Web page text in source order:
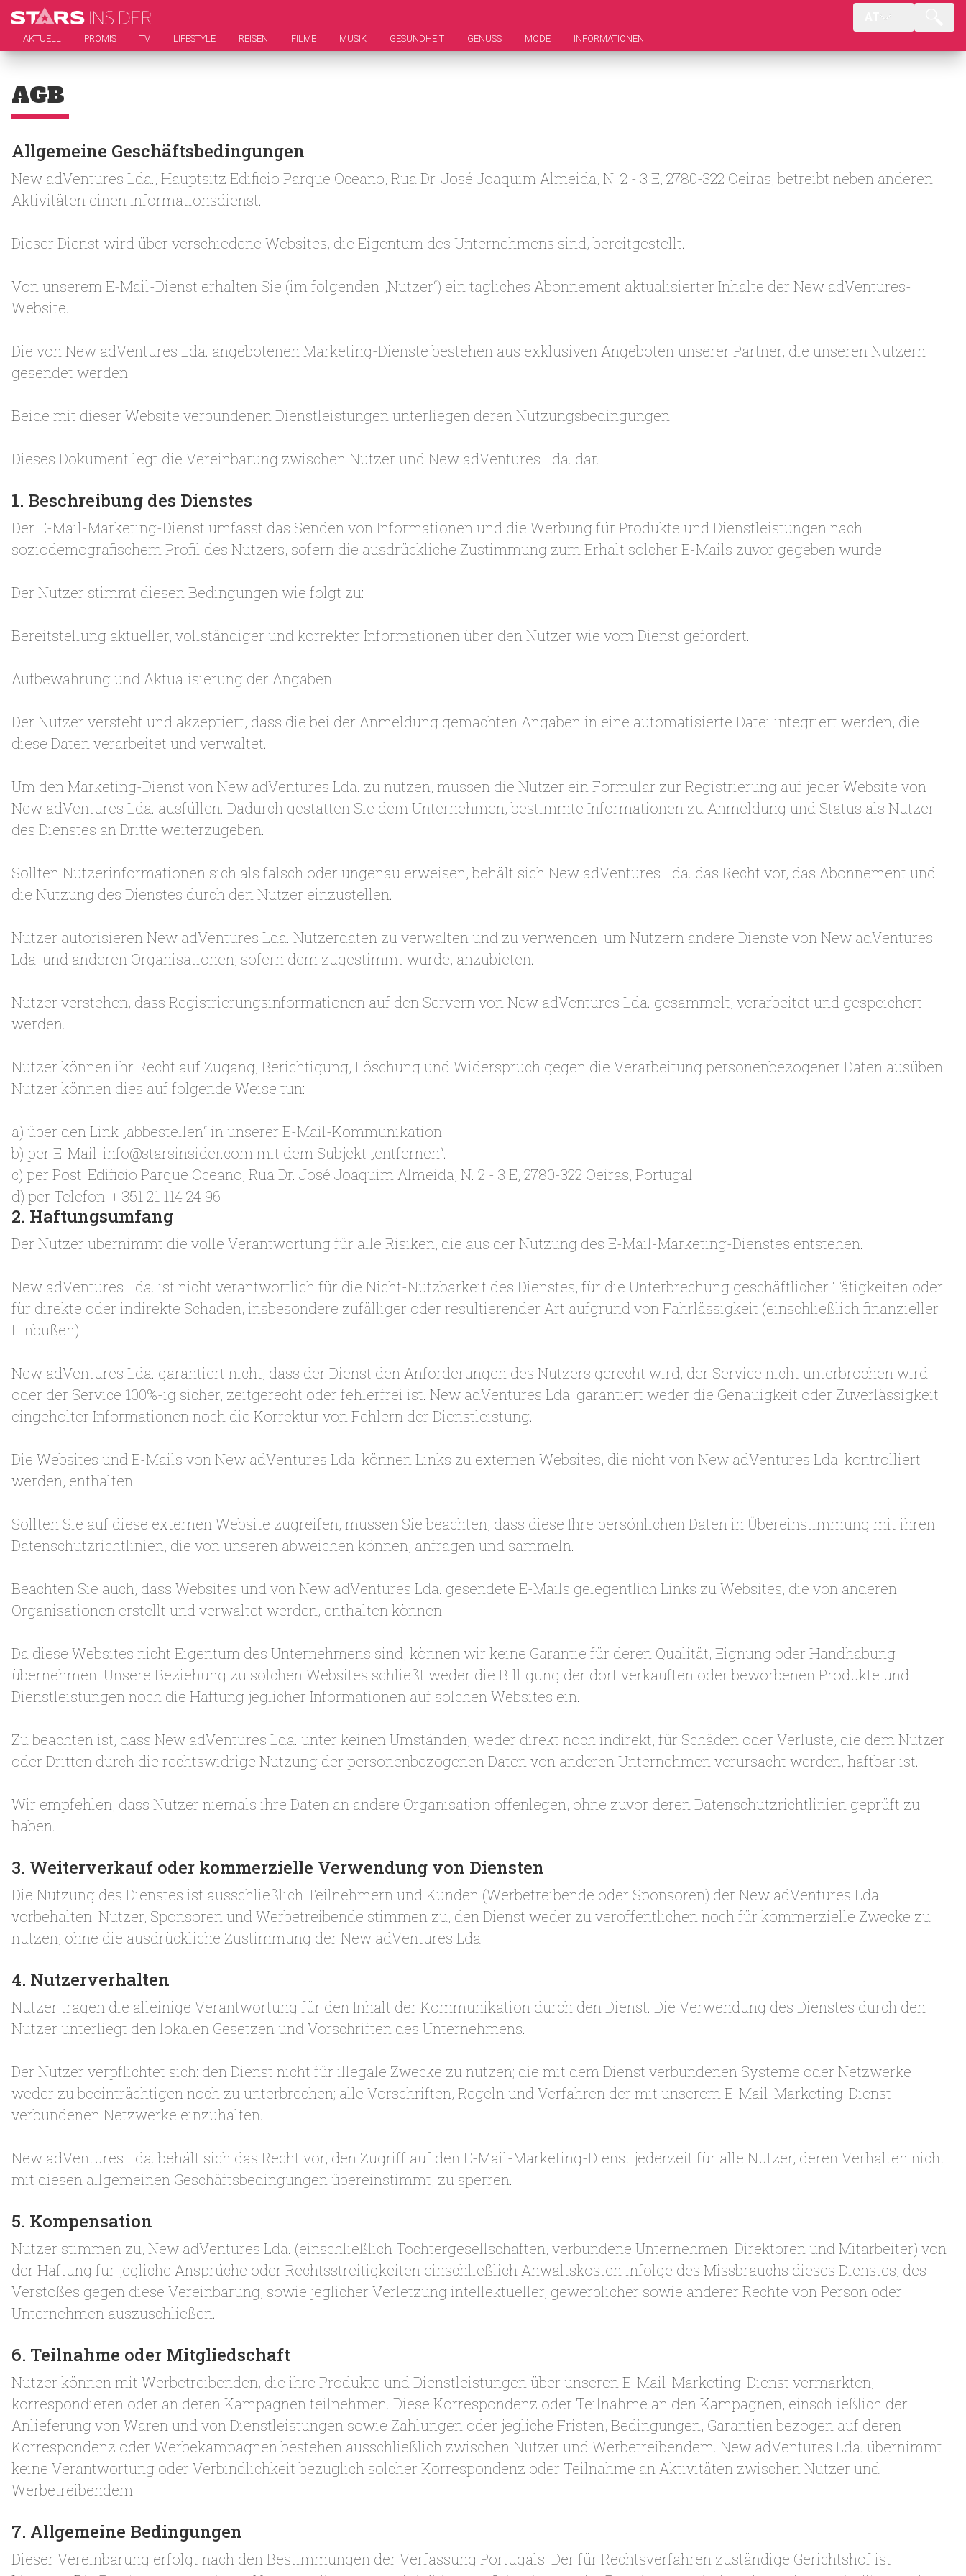
AKTUELL PROMIS TV LIFESTYLE REISEN FILME MUSIK GESUNDHEIT GENUSS MODE INFORMATIONEN
AGB
Allgemeine Geschäftsbedingungen
New adVentures Lda., Hauptsitz Edificio Parque Oceano, Rua Dr. José Joaquim Almeida, N. 2 - 3 E, 2780-322 Oeiras, betreibt neben anderen
Aktivitäten einen Informationsdienst.
Dieser Dienst wird über verschiedene Websites, die Eigentum des Unternehmens sind, bereitgestellt.
Von unserem E-Mail-Dienst erhalten Sie (im folgenden „Nutzer“) ein tägliches Abonnement aktualisierter Inhalte der New adVentures-
Website.
Die von New adVentures Lda. angebotenen Marketing-Dienste bestehen aus exklusiven Angeboten unserer Partner, die unseren Nutzern
gesendet werden.
Beide mit dieser Website verbundenen Dienstleistungen unterliegen deren Nutzungsbedingungen.
Dieses Dokument legt die Vereinbarung zwischen Nutzer und New adVentures Lda. dar.
1. Beschreibung des Dienstes
Der E-Mail-Marketing-Dienst umfasst das Senden von Informationen und die Werbung für Produkte und Dienstleistungen nach
soziodemografischem Profil des Nutzers, sofern die ausdrückliche Zustimmung zum Erhalt solcher E-Mails zuvor gegeben wurde.
Der Nutzer stimmt diesen Bedingungen wie folgt zu:
Bereitstellung aktueller, vollständiger und korrekter Informationen über den Nutzer wie vom Dienst gefordert.
Aufbewahrung und Aktualisierung der Angaben
Der Nutzer versteht und akzeptiert, dass die bei der Anmeldung gemachten Angaben in eine automatisierte Datei integriert werden, die
diese Daten verarbeitet und verwaltet.
Um den Marketing-Dienst von New adVentures Lda. zu nutzen, müssen die Nutzer ein Formular zur Registrierung auf jeder Website von
New adVentures Lda. ausfüllen. Dadurch gestatten Sie dem Unternehmen, bestimmte Informationen zu Anmeldung und Status als Nutzer
des Dienstes an Dritte weiterzugeben.
Sollten Nutzerinformationen sich als falsch oder ungenau erweisen, behält sich New adVentures Lda. das Recht vor, das Abonnement und
die Nutzung des Dienstes durch den Nutzer einzustellen.
Nutzer autorisieren New adVentures Lda. Nutzerdaten zu verwalten und zu verwenden, um Nutzern andere Dienste von New adVentures
Lda. und anderen Organisationen, sofern dem zugestimmt wurde, anzubieten.
Nutzer verstehen, dass Registrierungsinformationen auf den Servern von New adVentures Lda. gesammelt, verarbeitet und gespeichert
werden.
Nutzer können ihr Recht auf Zugang, Berichtigung, Löschung und Widerspruch gegen die Verarbeitung personenbezogener Daten ausüben.
Nutzer können dies auf folgende Weise tun:
a) über den Link „abbestellen“ in unserer E-Mail-Kommunikation.
b) per E-Mail: info@starsinsider.com mit dem Subjekt „entfernen“.
c) per Post: Edificio Parque Oceano, Rua Dr. José Joaquim Almeida, N. 2 - 3 E, 2780-322 Oeiras, Portugal
d) per Telefon: + 351 21 114 24 96
2. Haftungsumfang
Der Nutzer übernimmt die volle Verantwortung für alle Risiken, die aus der Nutzung des E-Mail-Marketing-Dienstes entstehen.
New adVentures Lda. ist nicht verantwortlich für die Nicht-Nutzbarkeit des Dienstes, für die Unterbrechung geschäftlicher Tätigkeiten oder
für direkte oder indirekte Schäden, insbesondere zufälliger oder resultierender Art aufgrund von Fahrlässigkeit (einschließlich finanzieller
Einbußen).
New adVentures Lda. garantiert nicht, dass der Dienst den Anforderungen des Nutzers gerecht wird, der Service nicht unterbrochen wird
oder der Service 100%-ig sicher, zeitgerecht oder fehlerfrei ist. New adVentures Lda. garantiert weder die Genauigkeit oder Zuverlässigkeit
eingeholter Informationen noch die Korrektur von Fehlern der Dienstleistung.
Die Websites und E-Mails von New adVentures Lda. können Links zu externen Websites, die nicht von New adVentures Lda. kontrolliert
werden, enthalten.
Sollten Sie auf diese externen Website zugreifen, müssen Sie beachten, dass diese Ihre persönlichen Daten in Übereinstimmung mit ihren
Datenschutzrichtlinien, die von unseren abweichen können, anfragen und sammeln.
Beachten Sie auch, dass Websites und von New adVentures Lda. gesendete E-Mails gelegentlich Links zu Websites, die von anderen
Organisationen erstellt und verwaltet werden, enthalten können.
Da diese Websites nicht Eigentum des Unternehmens sind, können wir keine Garantie für deren Qualität, Eignung oder Handhabung
übernehmen. Unsere Beziehung zu solchen Websites schließt weder die Billigung der dort verkauften oder beworbenen Produkte und
Dienstleistungen noch die Haftung jeglicher Informationen auf solchen Websites ein.
Zu beachten ist, dass New adVentures Lda. unter keinen Umständen, weder direkt noch indirekt, für Schäden oder Verluste, die dem Nutzer
oder Dritten durch die rechtswidrige Nutzung der personenbezogenen Daten von anderen Unternehmen verursacht werden, haftbar ist.
Wir empfehlen, dass Nutzer niemals ihre Daten an andere Organisation offenlegen, ohne zuvor deren Datenschutzrichtlinien geprüft zu
haben.
3. Weiterverkauf oder kommerzielle Verwendung von Diensten
Die Nutzung des Dienstes ist ausschließlich Teilnehmern und Kunden (Werbetreibende oder Sponsoren) der New adVentures Lda.
vorbehalten. Nutzer, Sponsoren und Werbetreibende stimmen zu, den Dienst weder zu veröffentlichen noch für kommerzielle Zwecke zu
nutzen, ohne die ausdrückliche Zustimmung der New adVentures Lda.
4. Nutzerverhalten
Nutzer tragen die alleinige Verantwortung für den Inhalt der Kommunikation durch den Dienst. Die Verwendung des Dienstes durch den
Nutzer unterliegt den lokalen Gesetzen und Vorschriften des Unternehmens.
Der Nutzer verpflichtet sich: den Dienst nicht für illegale Zwecke zu nutzen; die mit dem Dienst verbundenen Systeme oder Netzwerke
weder zu beeinträchtigen noch zu unterbrechen; alle Vorschriften, Regeln und Verfahren der mit unserem E-Mail-Marketing-Dienst
verbundenen Netzwerke einzuhalten.
New adVentures Lda. behält sich das Recht vor, den Zugriff auf den E-Mail-Marketing-Dienst jederzeit für alle Nutzer, deren Verhalten nicht
mit diesen allgemeinen Geschäftsbedingungen übereinstimmt, zu sperren.
5. Kompensation
Nutzer stimmen zu, New adVentures Lda. (einschließlich Tochtergesellschaften, verbundene Unternehmen, Direktoren und Mitarbeiter) von
der Haftung für jegliche Ansprüche oder Rechtsstreitigkeiten einschließlich Anwaltskosten infolge des Missbrauchs dieses Dienstes, des
Verstoßes gegen diese Vereinbarung, sowie jeglicher Verletzung intellektueller, gewerblicher sowie anderer Rechte von Person oder
Unternehmen auszuschließen.
6. Teilnahme oder Mitgliedschaft
Nutzer können mit Werbetreibenden, die ihre Produkte und Dienstleistungen über unseren E-Mail-Marketing-Dienst vermarkten,
korrespondieren oder an deren Kampagnen teilnehmen. Diese Korrespondenz oder Teilnahme an den Kampagnen, einschließlich der
Anlieferung von Waren und von Dienstleistungen sowie Zahlungen oder jegliche Fristen, Bedingungen, Garantien bezogen auf deren
Korrespondenz oder Werbekampagnen bestehen ausschließlich zwischen Nutzer und Werbetreibendem. New adVentures Lda. übernimmt
keine Verantwortung oder Verbindlichkeit bezüglich solcher Korrespondenz oder Teilnahme an Aktivitäten zwischen Nutzer und
Werbetreibendem.
7. Allgemeine Bedingungen
Dieser Vereinbarung erfolgt nach den Bestimmungen der Verfassung Portugals. Der für Rechtsverfahren zuständige Gerichtshof ist